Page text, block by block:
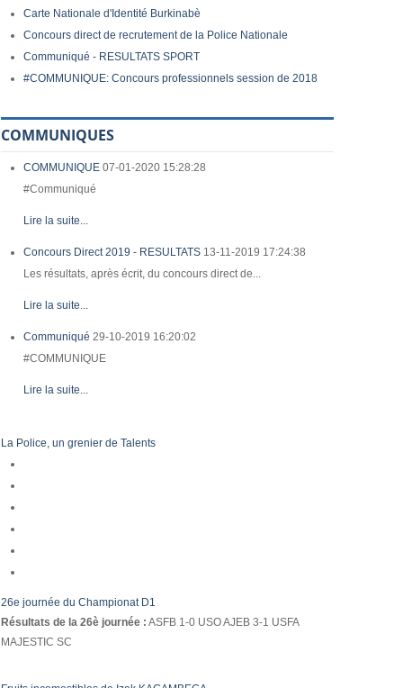
Carte Nationale d'Identité Burkinabè
Concours direct de recrutement de la Police Nationale
Communiqué - RESULTATS SPORT
#COMMUNIQUE: Concours professionnels session de 2018
COMMUNIQUES
COMMUNIQUE 07-01-2020 15:28:28
#Communiqué
Lire la suite...
Concours Direct 2019 - RESULTATS 13-11-2019 17:24:38
Les résultats, après écrit, du concours direct de...
Lire la suite...
Communiqué 29-10-2019 16:20:02
#COMMUNIQUE
Lire la suite...
La Police, un grenier de Talents
26e journée du Championat D1
Résultats de la 26è journée : ASFB 1-0 USO AJEB 3-1 USFA
MAJESTIC SC